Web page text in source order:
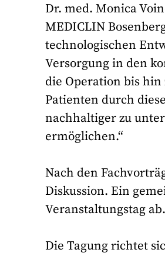
Dr. med. Monica
MEDICLIN
technologischen
Versorgung in den
die Operation bis
Patienten durch
nachhaltiger zu
ermöglichen.“
Nach den
Diskussion. Ein
Veranstaltungstag ab.
Die Tagung richtet